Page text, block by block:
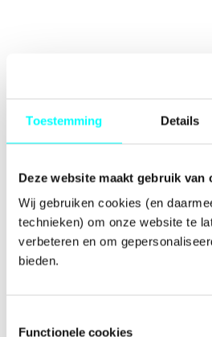
Toestemming Details
Deze website maakt gebruik van
Wij gebruiken cookies (en
technieken) om onze website te
verbeteren en om
bieden.
Functionele cookies